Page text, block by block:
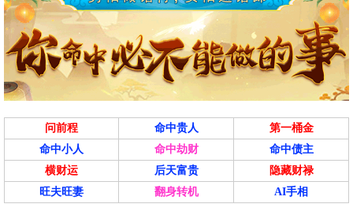
问前程 命中贵人
第一桶金
命中小人
命中劫财
命中债主
横财运
后天富贵
隐藏财禄
旺夫旺妻
翻身转机 AI手相